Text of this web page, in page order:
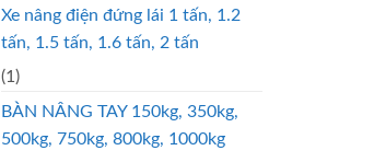
Xe nâng điện đứng lái 1 tấn, 1.2
tấn, 1.5 tấn, 1.6 tấn, 2 tấn
(1)
BÀN NÂNG TAY 150kg, 350kg,
500kg, 750kg, 800kg, 1000kg